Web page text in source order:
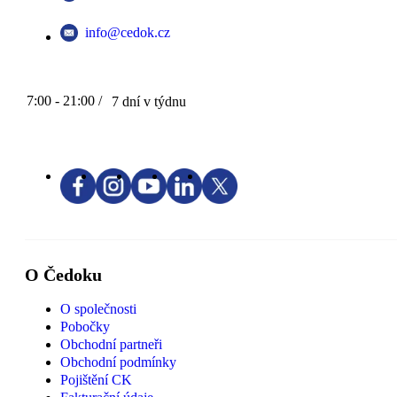
info@cedok.cz
7:00 - 21:00 / 7 dní v týdnu
O Čedoku
O společnosti
Pobočky
Obchodní partneři
Obchodní podmínky
Pojištění CK